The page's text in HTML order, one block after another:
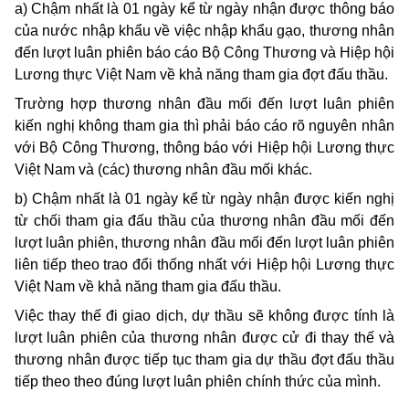
a) Chậm nhất là 01 ngày kể từ ngày nhận được thông báo
của nước nhập khẩu về việc nhập khẩu gạo, thương nhân
đến lượt luân phiên báo cáo Bộ Công Thương và Hiệp hội
Lương thực Việt Nam về khả năng tham gia đợt đấu thầu.
Trường hợp thương nhân đầu mối đến lượt luân phiên
kiến nghị không tham gia thì phải báo cáo rõ nguyên nhân
với Bộ Công Thương, thông báo với Hiệp hội Lương thực
Việt Nam và (các) thương nhân đầu mối khác.
b) Chậm nhất là 01 ngày kể từ ngày nhận được kiến nghị
từ chối tham gia đấu thầu của thương nhân đầu mối đến
lượt luân phiên, thương nhân đầu mối đến lượt luân phiên
liên tiếp theo trao đổi thống nhất với Hiệp hội Lương thực
Việt Nam về khả năng tham gia đấu thầu.
Việc thay thế đi giao dịch, dự thầu sẽ không được tính là
lượt luân phiên của thương nhân được cử đi thay thế và
thương nhân được tiếp tục tham gia dự thầu đợt đấu thầu
tiếp theo theo đúng lượt luân phiên chính thức của mình.